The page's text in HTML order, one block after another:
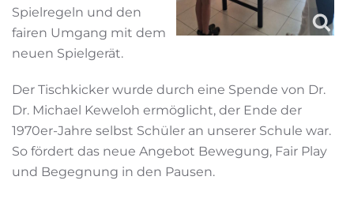
Spielregeln und den
fairen Umgang mit dem
neuen Spielgerät.
Der Tischkicker wurde durch eine Spende von Dr.
Dr. Michael Keweloh ermöglicht, der Ende der
1970er-Jahre selbst Schüler an unserer Schule war.
So fördert das neue Angebot Bewegung, Fair Play
und Begegnung in den Pausen.